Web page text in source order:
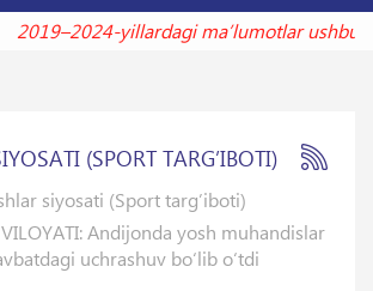
2019–2024-yillardagi maʼlumotlar
(SPORT TARG’IBOTI)
siyosati (Sport targ’iboti)
Andijonda yosh muhandislar
uchrashuv bo‘lib o‘tdi